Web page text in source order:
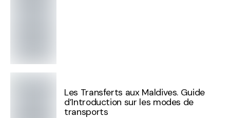
Les Transferts aux Maldives. Guide
d’Introduction sur les modes de
transports